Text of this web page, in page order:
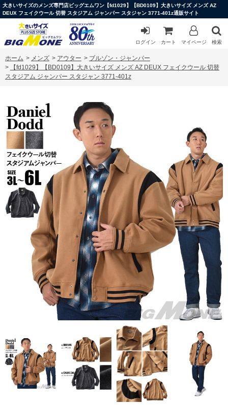
大きいサイズのメンズ専門店ビッグエムワン【fd1029】【BD0109】大きいサイズ メンズ AZ
DEUX フェイクウール 切替 スタジアム ジャンパー スタジャン 3771-401z通販サイト
ログイン カート マイページ 検索
ホーム > メンズ > アウター > ブルゾン・ジャンパー
>
【fd1029】【BD0109】大きいサイズ メンズ AZ DEUX フェイクウール 切替
スタジアム ジャンパー スタジャン 3771-401z